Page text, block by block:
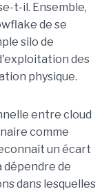
t-il. Ensemble,
de se
silo de
des
physique.
entre cloud
comme
un écart
dépendre de
dans lesquelles